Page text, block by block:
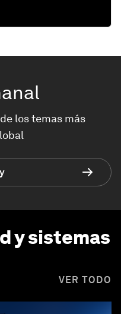
los temas más
y sistemas
VER TODO